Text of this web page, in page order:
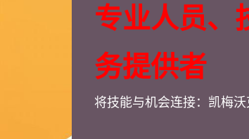
专业人员、
务提供者
将技能与机会连接：凯梅